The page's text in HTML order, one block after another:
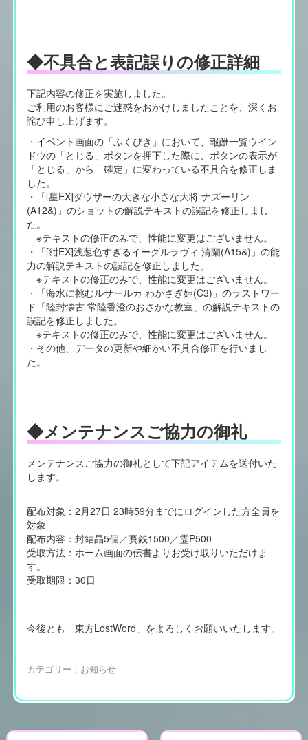
◆不具合と表記誤りの修正詳細
下記内容の修正を実施しました。
ご利用のお客様にご迷惑をおかけしましたことを、深くお
詫び申し上げます。
・イベント画面の「ふくびき」において、報酬一覧ウイン
ドウの「とじる」ボタンを押下した際に、ボタンの表示が
「とじる」から「確定」に変わっている不具合を修正しま
した。
・「[星EX]ダウザーの大きな小さな大将 ナズーリン
(A12&)」のショットの解説テキストの誤記を修正しまし
た。
※テキストの修正のみで、性能に変更はございません。
・「[紺EX]浅葱色すぎるイーグルラヴィ 清蘭(A15&)」の能
力の解説テキストの誤記を修正しました。
※テキストの修正のみで、性能に変更はございません。
・「海水に挑むルサールカ わかさぎ姫(C3)」のラストワー
ド「陸封懐古 常陸香澄のおさかな教室」の解説テキストの
誤記を修正しました。
※テキストの修正のみで、性能に変更はございません。
・その他、データの更新や細かい不具合修正を行いまし
た。
◆メンテナンスご協力の御礼
メンテナンスご協力の御礼として下記アイテムを送付いた
します。
配布対象：2月27日 23時59分までにログインした方全員を
対象
配布内容：封結晶5個／賽銭1500／霊P500
受取方法：ホーム画面の伝書よりお受け取りいただけま
す。
受取期限：30日
今後とも「東方LostWord」をよろしくお願いいたします。
カテゴリー： お知らせ